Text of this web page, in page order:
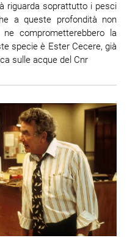
riguarda soprattutto i pesci
a queste profondità non
comprometterebbero la
specie è Ester Cecere, già
sulle acque del Cnr